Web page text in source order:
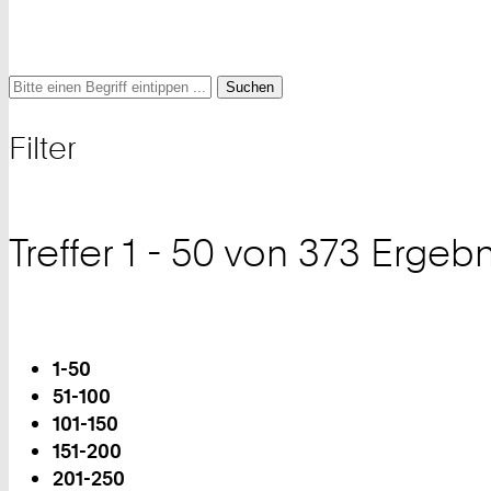
Suche
und
Suche
Suche
Filter
Treffer 1 - 50 von 373
Sie
sind
auf
Seite:
1-50
51-100
101-150
151-200
201-250